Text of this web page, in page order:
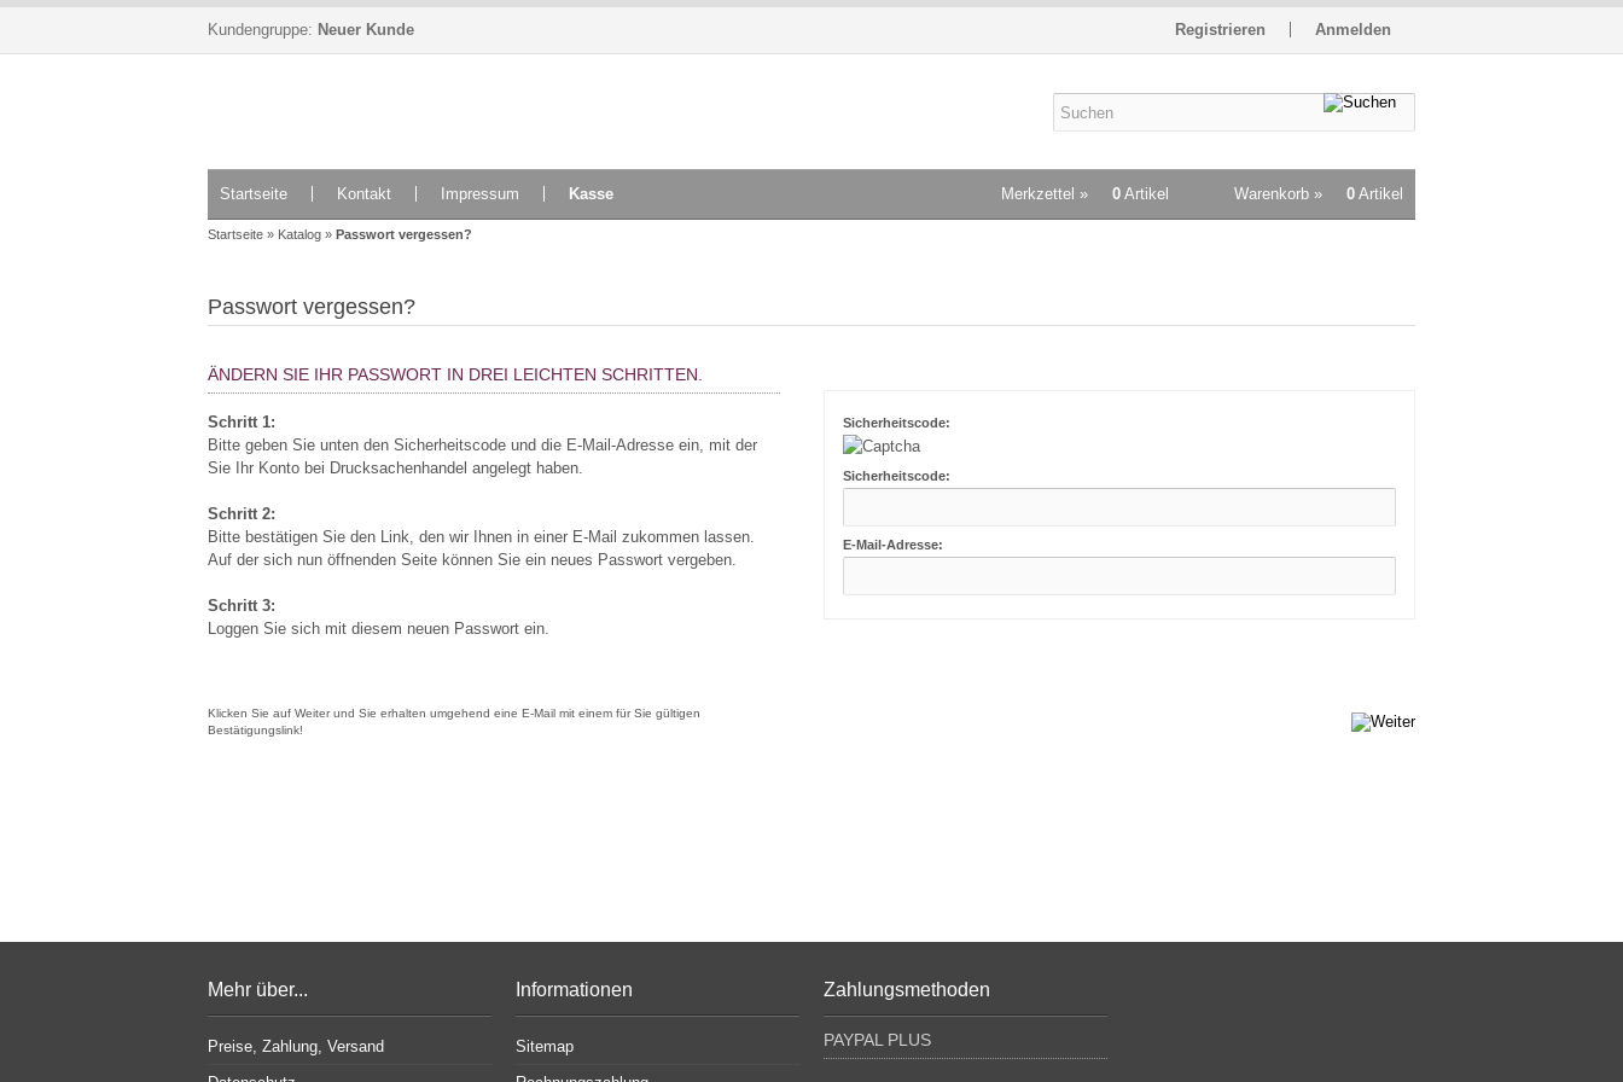
Kundengruppe: Neuer Kunde Registrieren Anmelden
Startseite Kontakt Impressum Kasse Warenkorb » 0 Artikel
Merkzettel » 0 Artikel
Startseite » Katalog » Passwort vergessen?
Passwort vergessen?
ÄNDERN SIE IHR PASSWORT IN DREI LEICHTEN SCHRITTEN.
Schritt 1:
Bitte geben Sie unten den Sicherheitscode und die E-Mail-Adresse ein, mit der
Sie Ihr Konto bei Drucksachenhandel angelegt haben.
Schritt 2:
Bitte bestätigen Sie den Link, den wir Ihnen in einer E-Mail zukommen lassen.
Auf der sich nun öffnenden Seite können Sie ein neues Passwort vergeben.
Schritt 3:
Loggen Sie sich mit diesem neuen Passwort ein.
Sicherheitscode:
Sicherheitscode:
E-Mail-Adresse:
Klicken Sie auf Weiter und Sie erhalten umgehend eine E-Mail mit einem für Sie gültigen
Bestätigungslink!
Mehr über...
Preise, Zahlung, Versand
Informationen
Sitemap
Zahlungsmethoden
PAYPAL PLUS